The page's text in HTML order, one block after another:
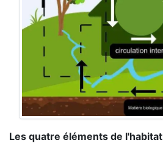
Les quatre éléments de l'habitat